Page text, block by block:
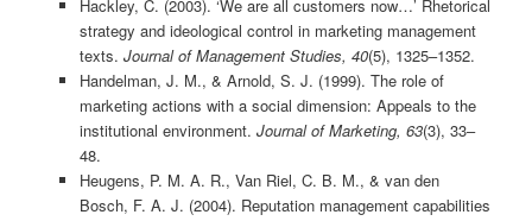
Hackley, C. (2003). ‘We are all customers now…’ Rhetorical
strategy and ideological control in marketing management
texts. Journal of Management Studies, 40(5), 1325–1352.
Handelman, J. M., & Arnold, S. J. (1999). The role of
marketing actions with a social dimension: Appeals to the
institutional environment. Journal of Marketing, 63(3), 33–
48.
Heugens, P. M. A. R., Van Riel, C. B. M., & van den
Bosch, F. A. J. (2004). Reputation management capabilities